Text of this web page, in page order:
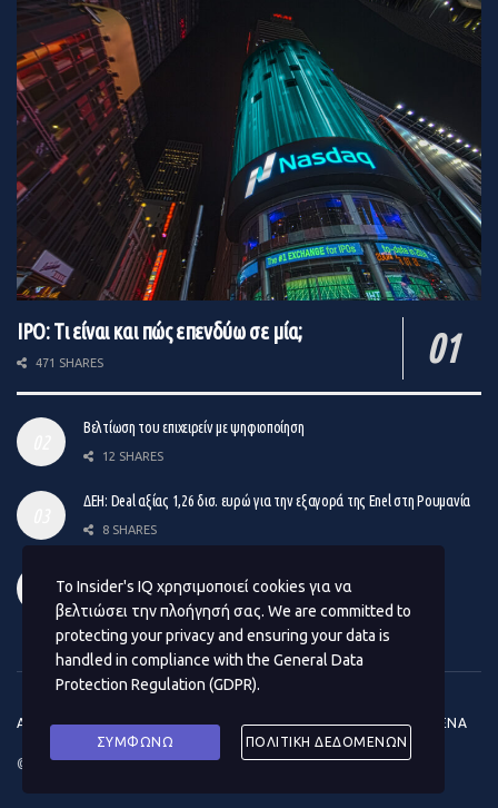
IPO: Τι είναι και πώς επενδύω σε μία;
471 SHARES
Βελτίωση του επιχειρείν με ψηφιοποίηση
12 SHARES
ΔΕΗ: Deal αξίας 1,26 δισ. ευρώ για την εξαγορά της Enel στη Ρουμανία
8 SHARES
14 SHARES
ΑΡΧΙΚΗ ΕΠΙΚΟΙΝΩΝΙΑ ΟΡΟΙ ΧΡΗΣΗΣ ΠΡΟΣΩΠΙΚΑ ΔΕΔΟΜΕΝΑ
© 2020Insider΄s IQ- Premium CMS Design by#BrandUp.
Το Insider's IQ χρησιμοποιεί cookies για να
βελτιώσει την πλοήγησή σας. We are committed to
protecting your privacy and ensuring your data is
handled in compliance with the General Data
Protection Regulation (GDPR).
ΣΥΜΦΩΝΩ ΠΟΛΙΤΙΚΗ ΔΕΔΟΜΕΝΩΝ